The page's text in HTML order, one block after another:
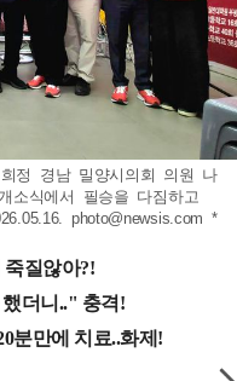
정 경남 밀양시의회 의원 나
소식에서 필승을 다짐하고
photo@newsis.com *